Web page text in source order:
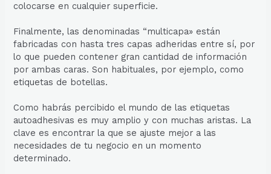
colocarse en cualquier superficie.
Finalmente, las denominadas “multicapa» están
fabricadas con hasta tres capas adheridas entre sí, por
lo que pueden contener gran cantidad de información
por ambas caras. Son habituales, por ejemplo, como
etiquetas de botellas.
Como habrás percibido el mundo de las etiquetas
autoadhesivas es muy amplio y con muchas aristas. La
clave es encontrar la que se ajuste mejor a las
necesidades de tu negocio en un momento
determinado.